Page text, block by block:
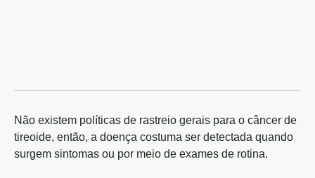
Não existem políticas de rastreio gerais para o câncer de
tireoide, então, a doença costuma ser detectada quando
surgem sintomas ou por meio de exames de rotina.